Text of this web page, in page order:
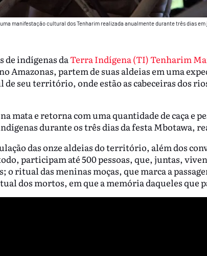
manifestação cultural dos Tenharim realizada anualmente durante três dias em
de indígenas daTerra Indígena (TI) Tenharim
Amazonas, partem de suas aldeias em uma
seu território, onde estão as cabeceiras dos
mata e retorna com uma quantidade de caça e
durante os três dias da festa Mbotawa,
das onze aldeias do território, além dos
participam até 500 pessoas, que, juntas,
o ritual das meninas moças, que marca a
dos mortos, em que a memória daqueles que